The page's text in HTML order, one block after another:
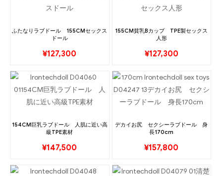
ふたなりラブドール 155CMセックス
ドール
¥127,300
155CM貧乳Bカップ TPE製セックス
人形
¥127,300
154CM巨乳ラブドール 人肌に近い高
級TPE素材
¥147,500
デカイお尻 セクシーラブドール 身
長170cm
¥157,800